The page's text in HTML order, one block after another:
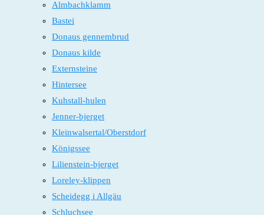
Almbachklamm
Bastei
Donaus gennembrud
Donaus kilde
Externsteine
Hintersee
Kuhstall-hulen
Jenner-bjerget
Kleinwalsertal/Oberstdorf
Königssee
Lilienstein-bjerget
Loreley-klippen
Scheidegg i Allgäu
Schluchsee